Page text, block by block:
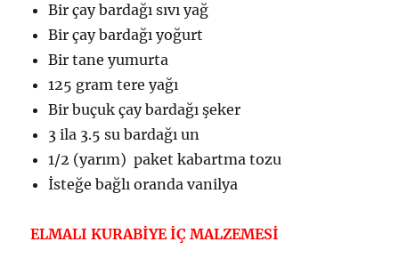
Bir çay bardağı sıvı yağ
Bir çay bardağı yoğurt
Bir tane yumurta
125 gram tere yağı
Bir buçuk çay bardağı şeker
3 ila 3.5 su bardağı un
1/2 (yarım) paket kabartma tozu
İsteğe bağlı oranda vanilya
ELMALI KURABİYE İÇ MALZEMESİ